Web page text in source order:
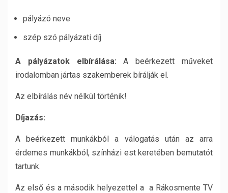
pályázó neve
szép szó pályázati díj
A pályázatok elbírálása:A beérkezett műveket
irodalomban jártas szakemberek bírálják el.
Az elbírálás név nélkül történik!
Díjazás:
A beérkezett munkákból a válogatás után az arra
érdemes munkákból, színházi est keretében bemutatót
tartunk.
Az első és a második helyezettel a a Rákosmente TV